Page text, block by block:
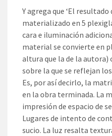
Y agrega que ‘El
materializado en 5
cara e iluminación
material se convierte en
altura que la de la autora)
sobre la que se reflejan
Es, por así decirlo, la
en la obra terminada. La
impresión de espacio de
Lugares de intento de
sucio. La luz resalta